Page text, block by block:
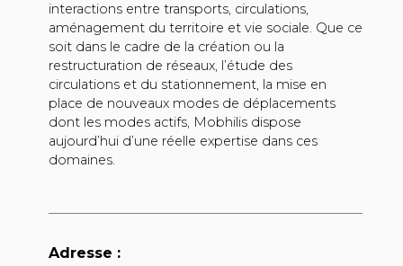
interactions entre transports, circulations,
aménagement du territoire et vie sociale. Que ce
soit dans le cadre de la création ou la
restructuration de réseaux, l’étude des
circulations et du stationnement, la mise en
place de nouveaux modes de déplacements
dont les modes actifs, Mobhilis dispose
aujourd’hui d’une réelle expertise dans ces
domaines.
Adresse :